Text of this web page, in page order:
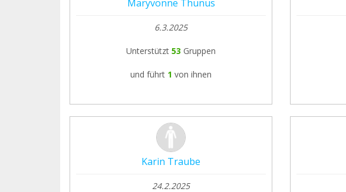
Maryvonne Thunus
6.3.2025
Unterstützt 53 Gruppen
und führt 1 von ihnen
Karin Traube
24.2.2025